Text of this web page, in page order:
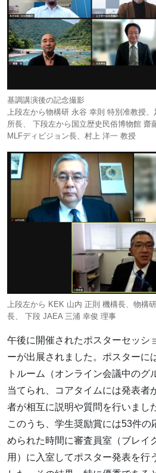
基調講演後の記念撮影
上段左から物構研 永谷 幸則 特別准教授
所長、 下段左から国立歴史民俗博物館 齋
MLFディビジョン長、村上 洋一 教授
上段左から KEK 山内 正則 機構長、物構
長、 下段 JAEA 三浦 幸俊 理事
午後に開催されたポスターセッシ
ーが出展されました。ポスターに
トルーム（オンライン会議中のグ
当てられ、コアタイムには発表者
者が相互に説明や質問を行いまし
このうち、学生奨励賞には53件の
められた時間に審査員室（ブレイ
用）に入室してポスター発表を行